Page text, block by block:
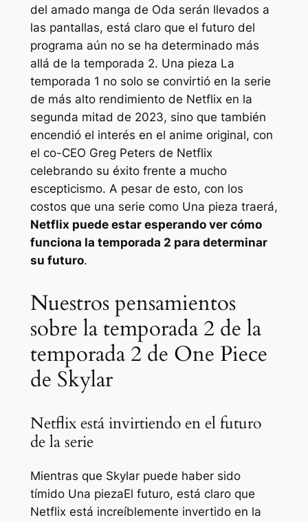
del amado manga de Oda serán llevados a
las pantallas, está claro que el futuro del
programa aún no se ha determinado más
allá de la temporada 2. Una pieza La
temporada 1 no solo se convirtió en la serie
de más alto rendimiento de Netflix en la
segunda mitad de 2023, sino que también
encendió el interés en el anime original, con
el co-CEO Greg Peters de Netflix
celebrando su éxito frente a mucho
escepticismo. A pesar de esto, con los
costos que una serie comoUna pieza traerá,
Netflix puede estar esperando ver cómo
funciona la temporada 2 para determinar
su futuro.
Nuestros pensamientos
sobre la temporada 2 de la
temporada 2 de One Piece
de Skylar
Netflix está invirtiendo en el futuro
de la serie
Mientras que Skylar puede haber sido
tímido Una piezaEl futuro, está claro que
Netflix está increíblemente invertido en la